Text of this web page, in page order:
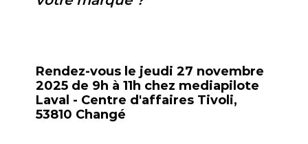
Rendez-vous le jeudi 27 novembre
2025 de 9h à 11h chez mediapilote
Laval - Centre d'affaires Tivoli,
53810 Changé